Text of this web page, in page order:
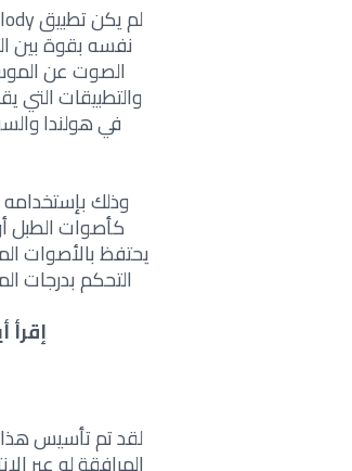
نفسه بقوة بين
الصوت عن
والتطبيقات التي
في هولندا
وذلك
كأصوات الطبل
التحكم بدرجات
إقرأ
لقد تم تأسيس